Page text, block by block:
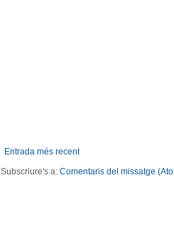
Entrada més recent
Subscriure's a: Comentaris del missatge